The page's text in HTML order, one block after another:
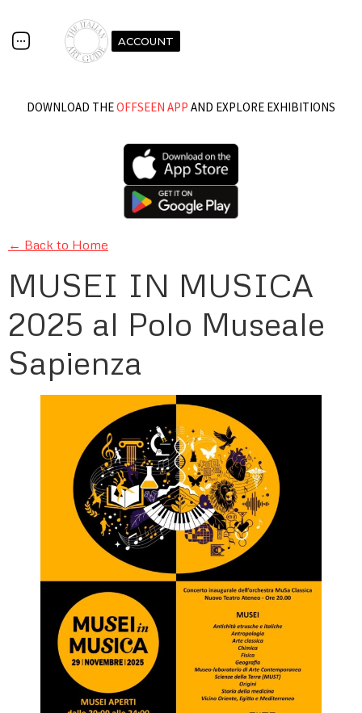
ACCOUNT
DOWNLOAD THEOFFSEEN APP AND EXPLORE EXHIBITIONS
← Back to Home
MUSEI IN MUSICA
2025 al Polo Museale
Sapienza